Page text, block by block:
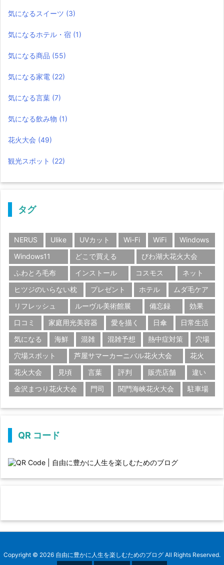
気になるスイーツ (3)
気になるホテル・宿 (1)
気になる商品 (55)
気になる家電 (22)
気になる言葉 (7)
気になる飲み物 (1)
花火大会 (49)
観光スポット (22)
タグ
NERUS Ulike UVカット Wi-Fi WiFi
Windows
Windows11
どこで買える
びわ湖大花火大会
ふわとろ毛布
インストール コスモス
ネット
ヒツジのいらない枕
プレゼント ホテル
ムダ毛ケア
リフレッシュ
ルーヴル美術館展 備忘録
効果
口コミ
家庭用光美容器 愛を描く 日傘
日常生活
気になる
海鮮 混雑 混雑予想 熱中症対策
穴場
穴場スポット
芦屋サマーカーニバル花火大会
花火
花火大会
見頃 言葉 評判 販売店舗
違い
金沢まつり花火大会
門司 関門海峡花火大会 駐車場
QR コード
Copyright © 2026 自由に豊かに人生を楽しむためのブログ All Rights Reserved.